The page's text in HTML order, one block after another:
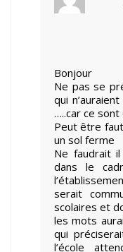
Bonjour
Ne pas se
qui
…..car ce
Peut être
un sol ferme
Ne faudrait
dans le
serait
scolaires et
les mots
qui
l’école